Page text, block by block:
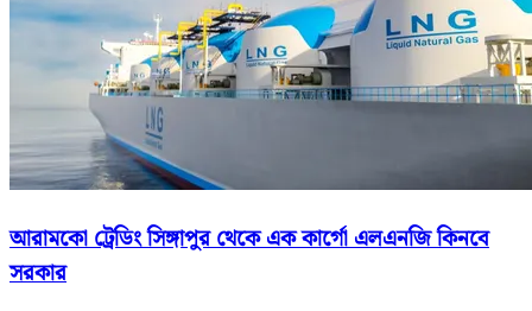
আরামকো ট্রেডিং সিঙ্গাপুর থেকে এক কার্গো এলএনজি কিনবে
সরকার